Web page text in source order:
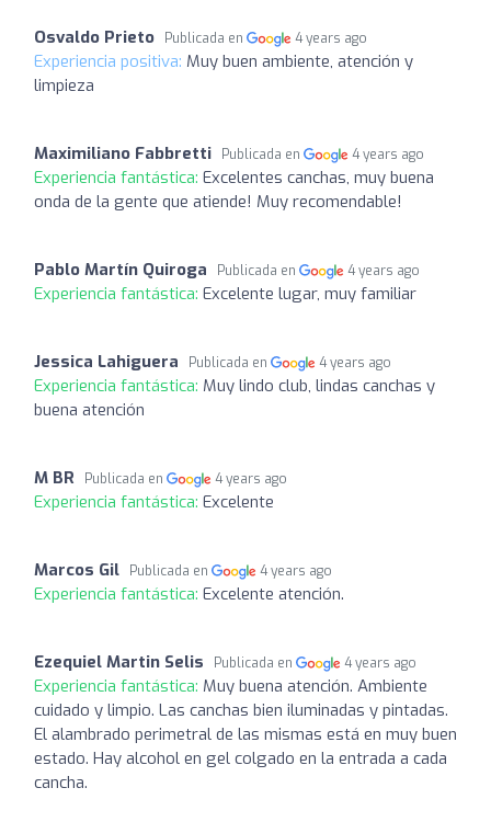
Osvaldo Prieto Publicada en 4 years ago
Experiencia positiva: Muy buen ambiente, atención y
limpieza
Maximiliano Fabbretti Publicada en 4 years ago
Experiencia fantástica: Excelentes canchas, muy buena
onda de la gente que atiende! Muy recomendable!
Pablo Martín Quiroga Publicada en 4 years ago
Experiencia fantástica: Excelente lugar, muy familiar
Jessica Lahiguera Publicada en 4 years ago
Experiencia fantástica: Muy lindo club, lindas canchas y
buena atención
M BR Publicada en 4 years ago
Experiencia fantástica: Excelente
Marcos Gil Publicada en 4 years ago
Experiencia fantástica: Excelente atención.
Ezequiel Martin Selis Publicada en 4 years ago
Experiencia fantástica: Muy buena atención. Ambiente
cuidado y limpio. Las canchas bien iluminadas y pintadas.
El alambrado perimetral de las mismas está en muy buen
estado. Hay alcohol en gel colgado en la entrada a cada
cancha.